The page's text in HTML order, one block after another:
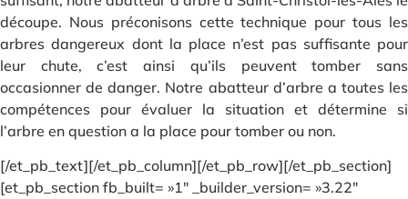
découpe. Nous préconisons cette technique pour tous les
arbres dangereux dont la place n’est pas suffisante pour
leur chute, c’est ainsi qu’ils peuvent tomber sans
occasionner de danger. Notre abatteur d’arbre a toutes les
compétences pour évaluer la situation et détermine si
l’arbre en question a la place pour tomber ou non.
[/et_pb_text][/et_pb_column][/et_pb_row][/et_pb_section]
[et_pb_section fb_built= »1″ _builder_version= »3.22″